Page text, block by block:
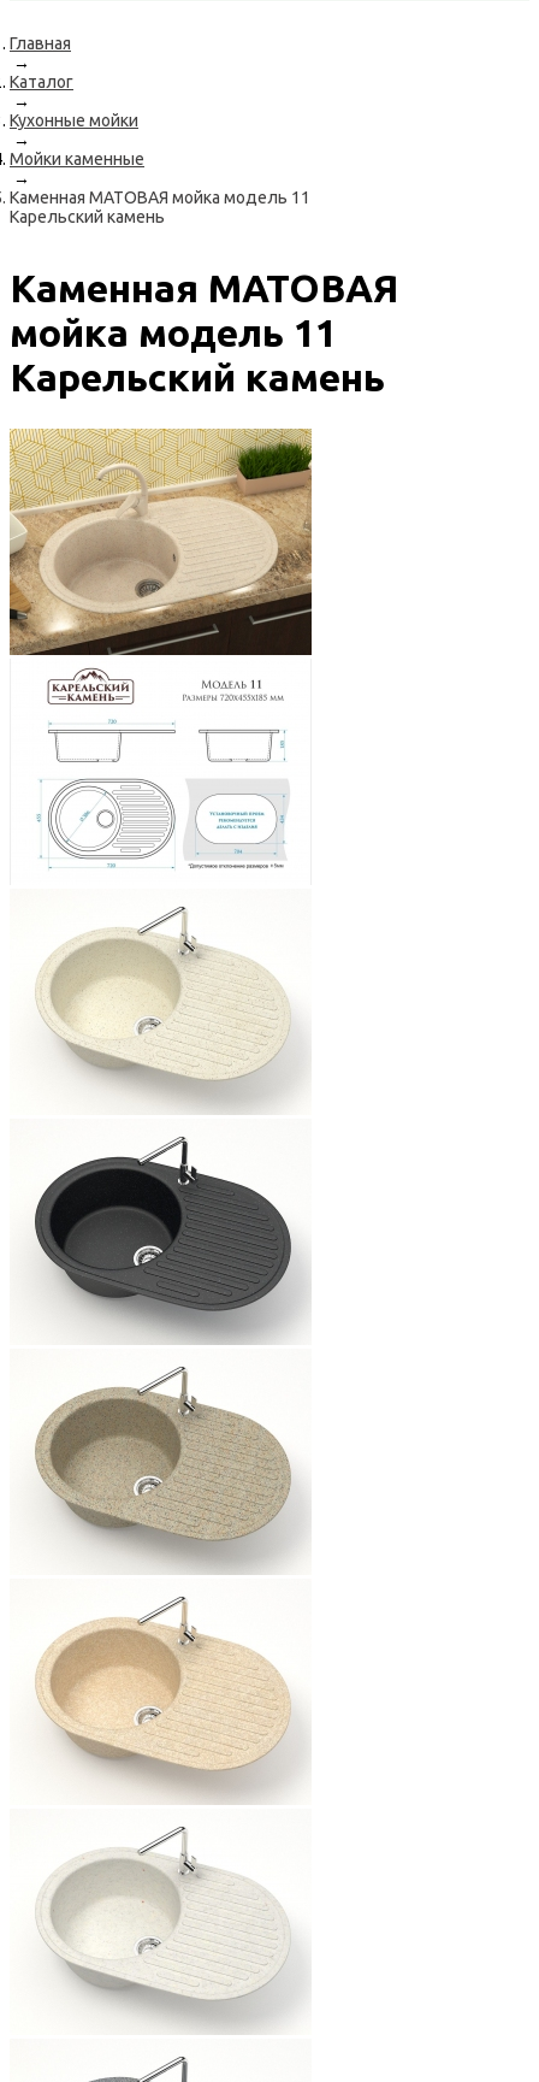
Главная
→
Каталог
→
Кухонные мойки
→
Мойки каменные
→
Каменная МАТОВАЯ мойка модель 11
Карельский камень
Каменная МАТОВАЯ
мойка модель 11
Карельский камень